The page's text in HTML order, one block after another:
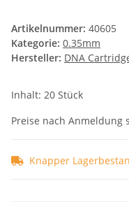
Artikelnummer: 40605
Kategorie: 0.35mm
Hersteller: DNA
Inhalt: 20 Stück
Preise nach Anmeldung
Knapper